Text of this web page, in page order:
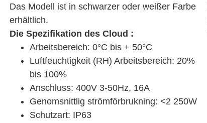
Das Modell ist in schwarzer oder weißer Farbe
erhältlich.
Die Spezifikation des Cloud :
Arbeitsbereich: 0°C bis + 50°C
Luftfeuchtigkeit (RH) Arbeitsbereich: 20%
bis 100%
Anschluss: 400V 3-50Hz, 16A
Genomsnittlig strömförbrukning: <2 250W
Schutzart: IP63